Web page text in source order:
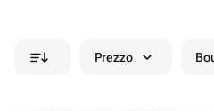
Prezzo